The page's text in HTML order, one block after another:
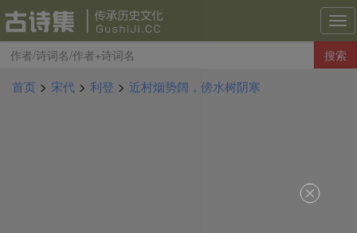
古
诗
集
搜索
首页 > 宋代 > 利登 > 近村烟势阔，傍水树阴寒